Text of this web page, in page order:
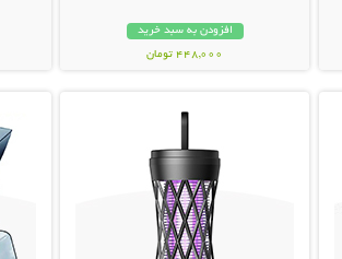
افزودن به سبد خرید
448,000 تومان